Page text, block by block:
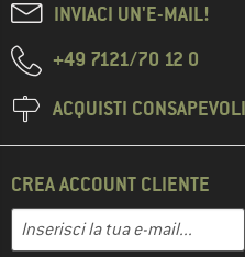
INVIACI UN'E-MAIL!
+49 7121/70 12 0
ACQUISTI CONSAPEVOLI
CREA ACCOUNT CLIENTE
Indirizzo e-mail
Inserisci qui il tuo indirizzo e-